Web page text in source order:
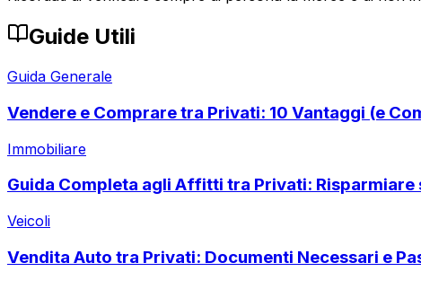
Guide Utili
Guida Generale
Vendere e Comprare tra Privati: 10 Vantaggi (e
Immobiliare
Guida Completa agli Affitti tra Privati: Risparmiare
Veicoli
Vendita Auto tra Privati: Documenti Necessari e